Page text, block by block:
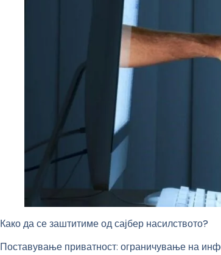
Какода се заштитиме од сајбер насилството?
Поставување приватност: ограничување на